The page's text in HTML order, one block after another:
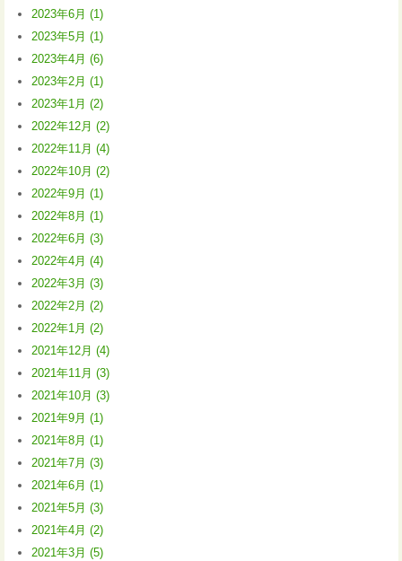
2023年6月 (1)
2023年5月 (1)
2023年4月 (6)
2023年2月 (1)
2023年1月 (2)
2022年12月 (2)
2022年11月 (4)
2022年10月 (2)
2022年9月 (1)
2022年8月 (1)
2022年6月 (3)
2022年4月 (4)
2022年3月 (3)
2022年2月 (2)
2022年1月 (2)
2021年12月 (4)
2021年11月 (3)
2021年10月 (3)
2021年9月 (1)
2021年8月 (1)
2021年7月 (3)
2021年6月 (1)
2021年5月 (3)
2021年4月 (2)
2021年3月 (5)